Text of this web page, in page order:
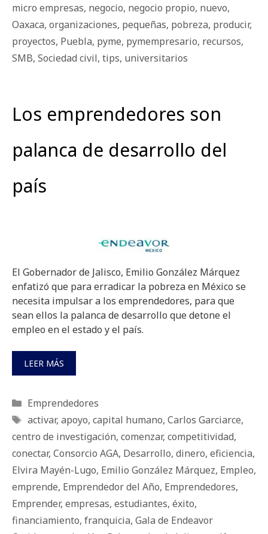
micro empresas, negocio, negocio propio, nuevo,
Oaxaca, organizaciones, pequeñas, pobreza, producir,
proyectos, Puebla, pyme, pymempresario, recursos,
SMB, Sociedad civil, tips, universitarios
Los emprendedores son
palanca de desarrollo del
país
El Gobernador de Jalisco, Emilio González Márquez
enfatizó que para erradicar la pobreza en México se
necesita impulsar a los emprendedores, para que
sean ellos la palanca de desarrollo que detone el
empleo en el estado y el país.
LEER MÁS
Categorías
Emprendedores
Etiquetas
activar, apoyo, capital humano, Carlos Garciarce,
centro de investigación, comenzar, competitividad,
conectar, Consorcio AGA, Desarrollo, dinero, eficiencia,
Elvira Mayén-Lugo, Emilio González Márquez, Empleo,
emprende, Emprendedor del Año, Emprendedores,
Emprender, empresas, estudiantes, éxito,
financiamiento, franquicia, Gala de Endeavor